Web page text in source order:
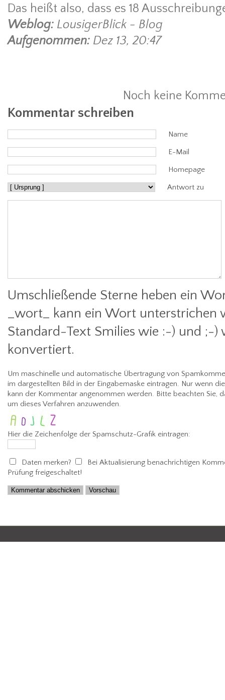
Das heißt also, dass es 18
Weblog: LousigerBlick - Blog
Aufgenommen: Dez 13, 20:47
Noch keine
Kommentar schreiben
Name
E-Mail
Homepage
Antwort zu
Umschließende Sterne heben ein
_wort_ kann ein Wort unterstrichen
Standard-Text Smilies wie :-) und ;-)
konvertiert.
Um maschinelle und automatische Übertragung von
im dargestellten Bild in der Eingabemaske eintragen. Nur wenn
kann der Kommentar angenommen werden. Bitte beachten Sie,
um dieses Verfahren anzuwenden.
Hier die Zeichenfolge der Spamschutz-Grafik eintragen:
Daten merken? Bei Aktualisierung benachrichtigen
Prüfung freigeschaltet!